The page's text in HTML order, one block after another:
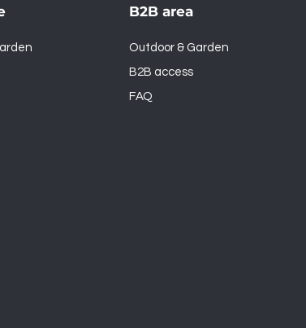
B2B area
Outdoor & Garden
B2B access
FAQ